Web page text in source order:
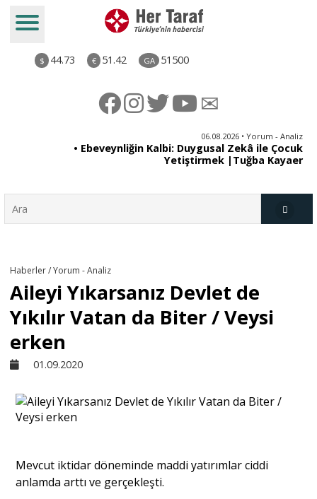
$ 44.73 € 51.42 GA 51500
06.08.2026 • Yorum - Analiz
• Ebeveynliğin Kalbi: Duygusal Zekâ ile Çocuk
Yetiştirmek |Tuğba Kayaer
Derkenar
Kültür - Sanat
Dünya
Haberler / Yorum - Analiz
Aileyi Yıkarsanız Devlet de
Yıkılır Vatan da Biter / Veysi
erken
01.09.2020
Mevcut iktidar döneminde maddi yatırımlar ciddi
anlamda arttı ve gerçekleşti.